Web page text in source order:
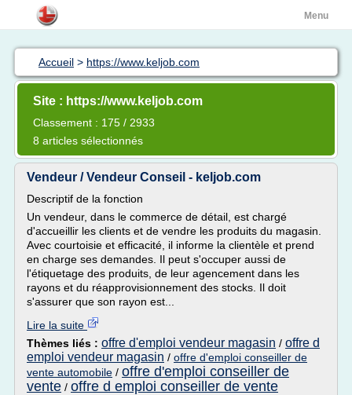
Menu
Accueil > https://www.keljob.com
Site : https://www.keljob.com
Classement : 175 / 2933
8 articles sélectionnés
Vendeur / Vendeur Conseil - keljob.com
Descriptif de la fonction
Un vendeur, dans le commerce de détail, est chargé
d'accueillir les clients et de vendre les produits du magasin.
Avec courtoisie et efficacité, il informe la clientèle et prend
en charge ses demandes. Il peut s'occuper aussi de
l'étiquetage des produits, de leur agencement dans les
rayons et du réapprovisionnement des stocks. Il doit
s'assurer que son rayon est...
Lire la suite
Thèmes liés : offre d'emploi vendeur magasin / offre d
emploi vendeur magasin / offre d'emploi conseiller de
vente automobile / offre d'emploi conseiller de
vente / offre d emploi conseiller de vente